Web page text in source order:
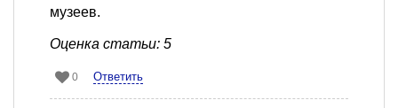
музеев.
Оценка статьи: 5
0 Ответить